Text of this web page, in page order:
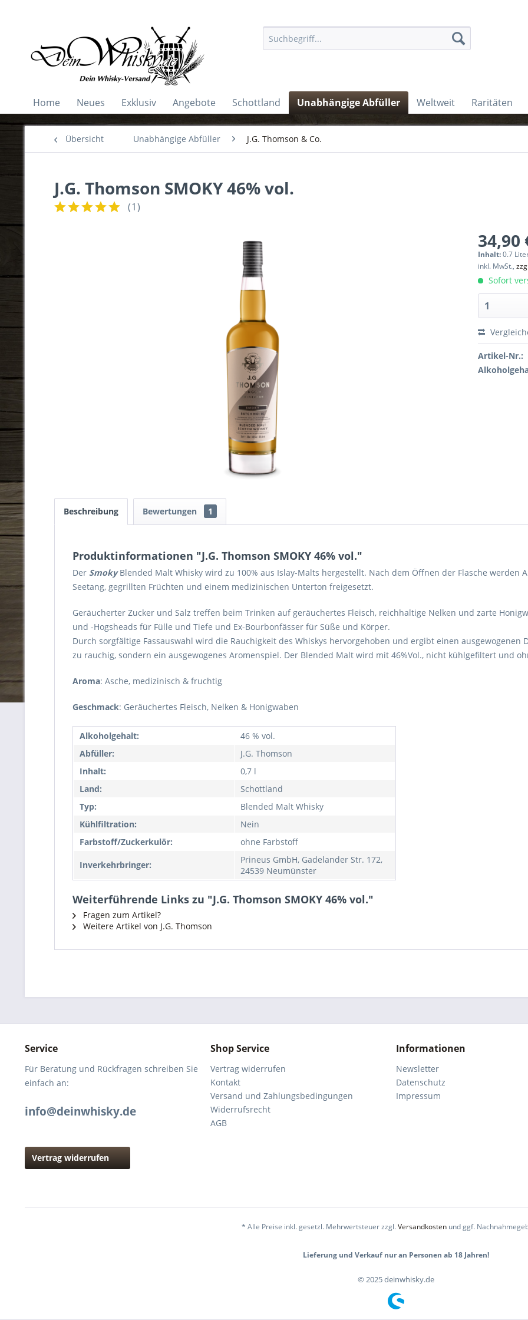
Home Neues Exklusiv Angebote Schottland Unabhängige Abfüller Weltweit Raritäten
Übersicht Unabhängige Abfüller J.G. Thomson & Co.
J.G. Thomson SMOKY 46% vol.
(1)
34,90
Inhalt:0.7
inkl. MwSt.,
Sofort
Artikel-Nr.:
Beschreibung Bewertungen 1
Produktinformationen "J.G. Thomson SMOKY 46% vol."
Der SmokyBlended Malt Whisky wird zu 100% aus Islay-Malts hergestellt. Nach dem Öffnen der Flasche werden
Seetang, gegrillten Früchten und einem medizinischen Unterton freigesetzt.
Geräucherter Zucker und Salz treffen beim Trinken auf geräuchertes Fleisch, reichhaltige Nelken und zarte
und -Hogsheads für Fülle und Tiefe und Ex-Bourbonfässer für Süße und Körper.
Durch sorgfältige Fassauswahl wird die Rauchigkeit des Whiskys hervorgehoben und ergibt einen
zu rauchig, sondern ein ausgewogenes Aromenspiel. Der Blended Malt wird mit 46%Vol., nicht kühlgefiltert und
Aroma: Asche, medizinisch & fruchtig
Geschmack: Geräuchertes Fleisch, Nelken & Honigwaben
Alkoholgehalt:
46 % vol.
Abfüller:
J.G. Thomson
Inhalt:
0,7 l
Land:
Schottland
Typ:
Blended Malt Whisky
Kühlfiltration:
Nein
Farbstoff/Zuckerkulör:
ohne Farbstoff
Inverkehrbringer:
Prineus GmbH, Gadelander Str. 172,
24539 Neumünster
Weiterführende Links zu "J.G. Thomson SMOKY 46% vol."
Fragen zum Artikel?
Weitere Artikel von J.G. Thomson
Service
Für Beratung und Rückfragen schreiben Sie
einfach an:
info@deinwhisky.de
Vertrag widerrufen
Shop Service
Vertrag widerrufen
Kontakt
Versand und Zahlungsbedingungen
Widerrufsrecht
AGB
Informationen
Newsletter
Datenschutz
Impressum
* Alle Preise inkl. gesetzl. Mehrwertsteuer zzgl.Versandkosten und ggf.
Lieferung und Verkauf nur an Personen ab 18 Jahren!
© 2025 deinwhisky.de